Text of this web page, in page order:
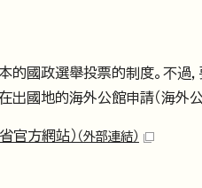
的國政選舉投票的制度。不過
出國地的海外公館申請（海外公
官方網站） （外部連結）